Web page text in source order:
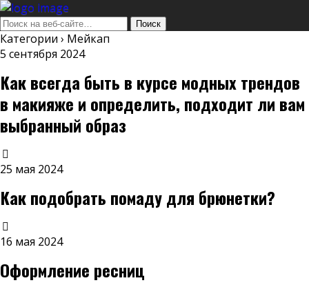
Категории › Мейкап
5 сентября 2024
Как всегда быть в курсе модных трендов
в макияже и определить, подходит ли вам
выбранный образ
25 мая 2024
Как подобрать помаду для брюнетки?
16 мая 2024
Оформление ресниц